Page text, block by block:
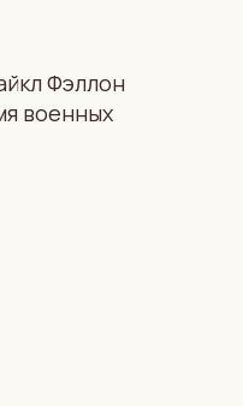
Фэллон
военных